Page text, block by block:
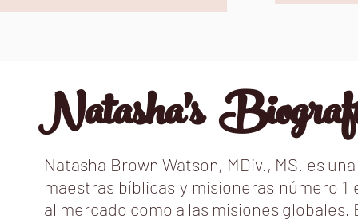
Natasha's
Natasha Brown Watson, MDiv., MS. es
maestras bíblicas y misioneras número
al mercado como a las misiones